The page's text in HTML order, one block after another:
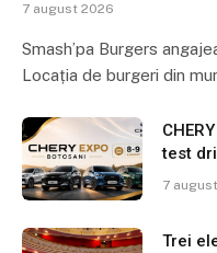
7 august 2026
Smash’pa Burgers
Locația de burgeri din
test
7
Trei